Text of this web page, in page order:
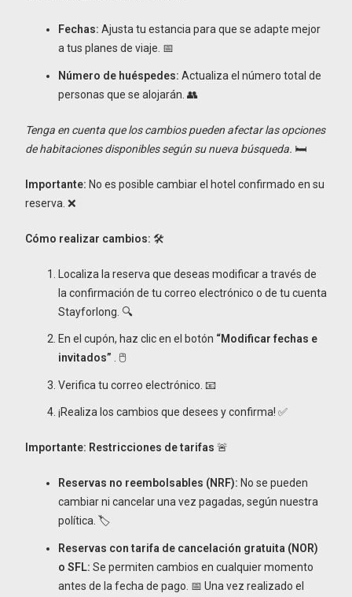
Fechas: Ajusta tu estancia para que se adapte mejor
a tus planes de viaje. 📅
Número de huéspedes: Actualiza el número total de
personas que se alojarán. 👥
Tenga en cuenta que los cambios pueden afectar las opciones
de habitaciones disponibles según su nueva búsqueda. 🛏️
Importante: No es posible cambiar el hotel confirmado en su
reserva. ❌
Cómo realizar cambios: 🛠️
Localiza la reserva que deseas modificar a través de
la confirmación de tu correo electrónico o de tu cuenta
Stayforlong. 🔍
En el cupón, haz clic en el botón “Modificar fechas e
invitados” . 🖱️
Verifica tu correo electrónico. 📧
¡Realiza los cambios que desees y confirma! ✅
Importante: Restricciones de tarifas 🚨
Reservas no reembolsables (NRF): No se pueden
cambiar ni cancelar una vez pagadas, según nuestra
política. 🏷️
Reservas con tarifa de cancelación gratuita (NOR)
o SFL: Se permiten cambios en cualquier momento
antes de la fecha de pago. 📅 Una vez realizado el